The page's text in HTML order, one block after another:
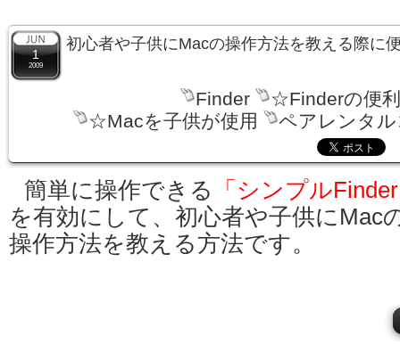
1
2009
初心者や子供にMacの操作方法を教える際に
Finder
☆Finderの便
☆Macを子供が使用
ペアレンタ
簡単に操作できる
「シンプル
を有効にして、初心者や子供にMac
操作方法を教える方法です。